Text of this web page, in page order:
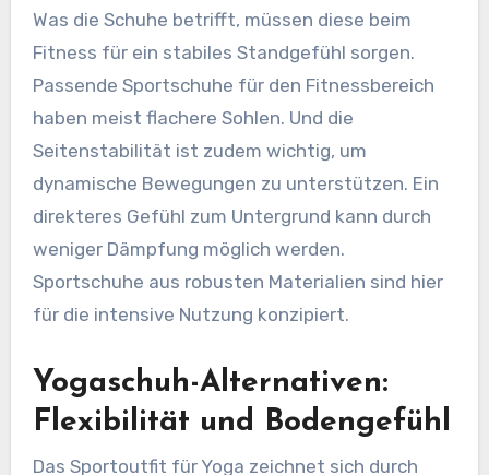
Was die Schuhe betrifft, müssen diese beim
Fitness für ein stabiles Standgefühl sorgen.
Passende Sportschuhe für den Fitnessbereich
haben meist flachere Sohlen. Und die
Seitenstabilität ist zudem wichtig, um
dynamische Bewegungen zu unterstützen. Ein
direkteres Gefühl zum Untergrund kann durch
weniger Dämpfung möglich werden.
Sportschuhe aus robusten Materialien sind hier
für die intensive Nutzung konzipiert.
Yogaschuh-Alternativen:
Flexibilität und Bodengefühl
Das Sportoutfit für Yoga zeichnet sich durch